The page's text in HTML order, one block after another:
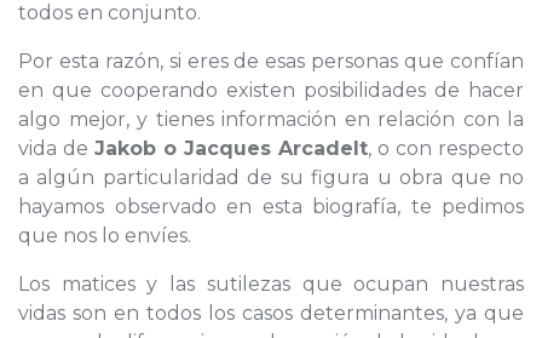
todos en conjunto.
Por esta razón, si eres de esas personas que confían
en que cooperando existen posibilidades de hacer
algo mejor, y tienes información en relación con la
vida de Jakob o Jacques Arcadelt, o con respecto
a algún particularidad de su figura u obra que no
hayamos observado en esta biografía, te pedimos
que nos lo envíes.
Los matices y las sutilezas que ocupan nuestras
vidas son en todos los casos determinantes, ya que